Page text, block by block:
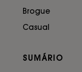
Brogue
Casual
SUMÁRIO